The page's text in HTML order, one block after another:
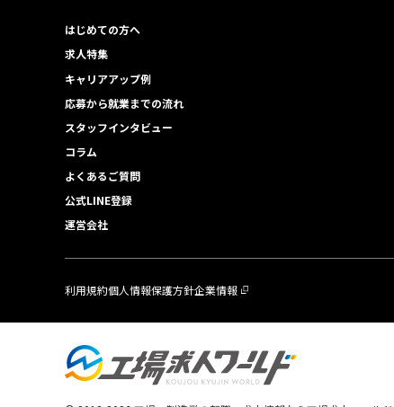
はじめての方へ
求人特集
キャリアアップ例
応募から就業までの流れ
スタッフインタビュー
コラム
よくあるご質問
公式LINE登録
運営会社
利用規約個人情報保護方針企業情報